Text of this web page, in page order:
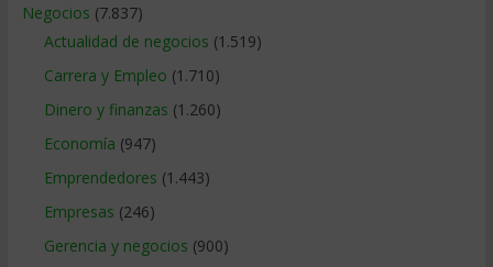
Negocios (7.837)
Actualidad de negocios (1.519)
Carrera y Empleo (1.710)
Dinero y finanzas (1.260)
Economía (947)
Emprendedores (1.443)
Empresas (246)
Gerencia y negocios (900)